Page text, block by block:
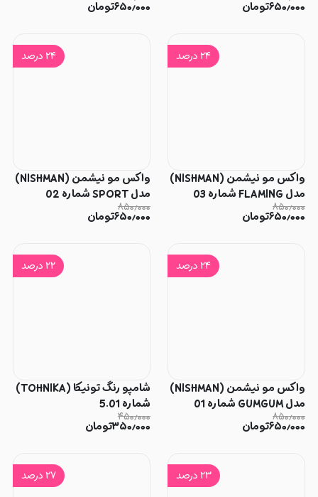
۶۵۰٫۰۰۰تومان ۶۵۰٫۰۰۰تومان
۲۴ درصد
واکس مو نیشمن (NISHMAN)
مدل FLAMING شماره 03
۸۵۰٫۰۰۰
۶۵۰٫۰۰۰تومان
۲۴ درصد
واکس مو نیشمن (NISHMAN)
مدل SPORT شماره 02
۸۵۰٫۰۰۰
۶۵۰٫۰۰۰تومان
۲۴ درصد
واکس مو نیشمن (NISHMAN)
مدل GUMGUM شماره 01
۸۵۰٫۰۰۰
۶۵۰٫۰۰۰تومان
۲۲ درصد
شامپو رنگ تونیکا (TOHNIKA)
شماره 5.01
۴۵۰٫۰۰۰
۳۵۰٫۰۰۰تومان
۲۳ درصد ۲۷ درصد